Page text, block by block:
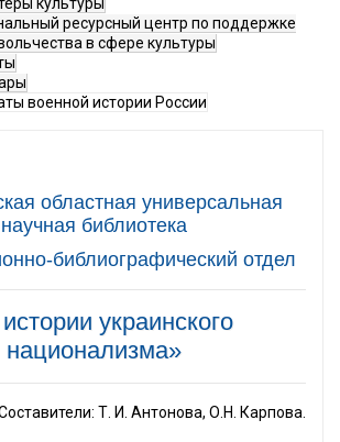
культуры
ресурсный центр по поддержке
в сфере культуры
военной истории России
областная универсальная
научная библиотека
библиографический отдел
украинского
национализма»
Т. И. Антонова, О.Н. Карпова.